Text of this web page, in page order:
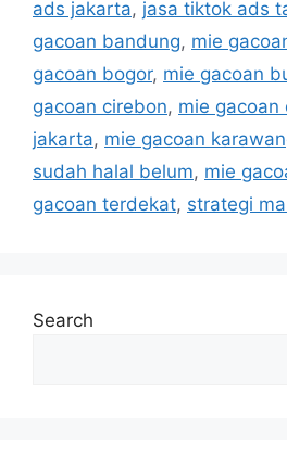
ads jakarta, jasa tiktok ads
gacoan bandung, mie
gacoan bogor, mie gacoan
gacoan cirebon, mie gacoan
jakarta, mie gacoan
sudah halal belum, mie
gacoan terdekat, strategi
Search